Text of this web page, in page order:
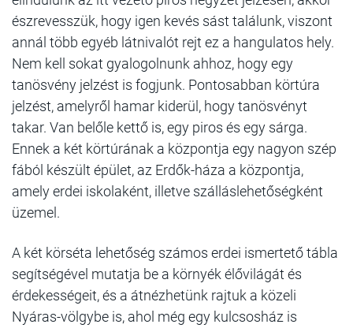
észrevesszük, hogy igen kevés sást találunk, viszont
annál több egyéb látnivalót rejt ez a hangulatos hely.
Nem kell sokat gyalogolnunk ahhoz, hogy egy
tanösvény jelzést is fogjunk. Pontosabban körtúra
jelzést, amelyről hamar kiderül, hogy tanösvényt
takar. Van belőle kettő is, egy piros és egy sárga.
Ennek a két körtúrának a központja egy nagyon szép
fából készült épület, az Erdők-háza a központja,
amely erdei iskolaként, illetve szálláslehetőségként
üzemel.
A két körséta lehetőség számos erdei ismertető tábla
segítségével mutatja be a környék élővilágát és
érdekességeit, és a átnézhetünk rajtuk a közeli
Nyáras-völgybe is, ahol még egy kulcsosház is